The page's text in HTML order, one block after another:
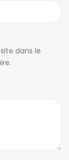
dans le